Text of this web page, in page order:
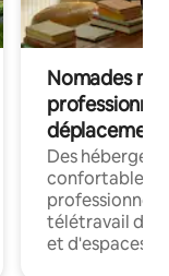
Nomades
déplacement
Des
confortables
professionnels
télétravail
et d'espaces